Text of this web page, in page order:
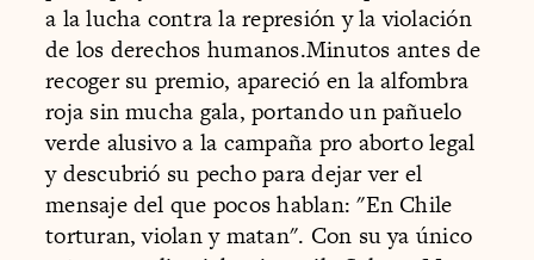
a la lucha contra la represión y la violación
de los derechos humanos.Minutos antes de
recoger su premio, apareció en la alfombra
roja sin mucha gala, portando un pañuelo
verde alusivo a la campaña pro aborto legal
y descubrió su pecho para dejar ver el
mensaje del que pocos hablan: "En Chile
torturan, violan y matan". Con su ya único